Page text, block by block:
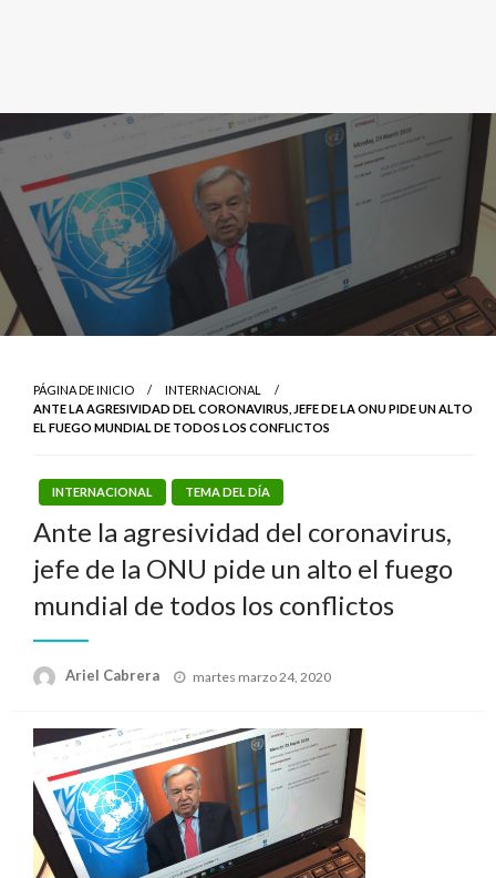
PÁGINA DE INICIO
INTERNACIONAL
ANTE LA AGRESIVIDAD DEL CORONAVIRUS, JEFE DE LA ONU PIDE UN ALTO
EL FUEGO MUNDIAL DE TODOS LOS CONFLICTOS
INTERNACIONAL TEMA DEL DÍA
Ante la agresividad del coronavirus,
jefe de la ONU pide un alto el fuego
mundial de todos los conflictos
Ariel Cabrera
Publicado
martes marzo 24, 2020